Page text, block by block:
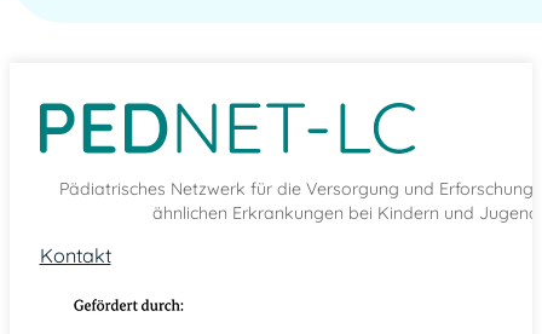
Pädiatrisches Netzwerk für die Versorgung und Erforschung
ähnlichen Erkrankungen bei Kindern und
Kontakt